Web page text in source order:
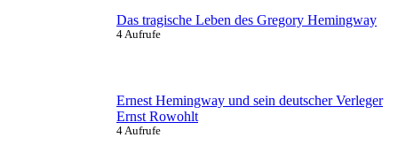
Das tragische Leben des Gregory Hemingway
4 Aufrufe
Ernest Hemingway und sein deutscher Verleger
Ernst Rowohlt
4 Aufrufe